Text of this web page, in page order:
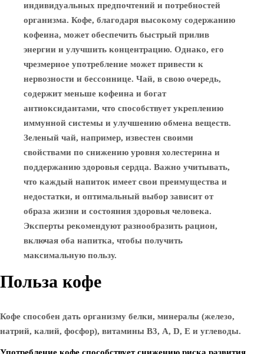
индивидуальных предпочтений и потребностей
организма. Кофе, благодаря высокому содержанию
кофеина, может обеспечить быстрый прилив
энергии и улучшить концентрацию. Однако, его
чрезмерное употребление может привести к
нервозности и бессоннице. Чай, в свою очередь,
содержит меньше кофеина и богат
антиоксидантами, что способствует укреплению
иммунной системы и улучшению обмена веществ.
Зеленый чай, например, известен своими
свойствами по снижению уровня холестерина и
поддержанию здоровья сердца. Важно учитывать,
что каждый напиток имеет свои преимущества и
недостатки, и оптимальный выбор зависит от
образа жизни и состояния здоровья человека.
Эксперты рекомендуют разнообразить рацион,
включая оба напитка, чтобы получить
максимальную пользу.
Польза кофе
Кофе способен дать организму белки, минералы (железо,
натрий, калий, фосфор), витамины В3, A, D, E и углеводы.